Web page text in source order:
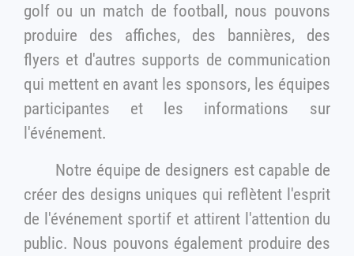
golf ou un match de football, nous pouvons
produire des affiches, des bannières, des
flyers et d'autres supports de communication
qui mettent en avant les sponsors, les équipes
participantes et les informations sur
l'événement.
Notre équipe de designers est capable de
créer des designs uniques qui reflètent l'esprit
de l'événement sportif et attirent l'attention du
public. Nous pouvons également produire des